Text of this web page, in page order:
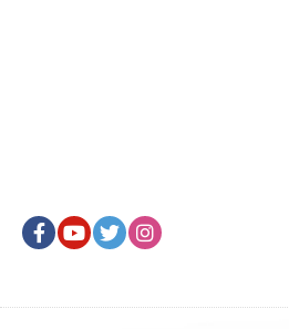
FacebookYoutubeTwitter